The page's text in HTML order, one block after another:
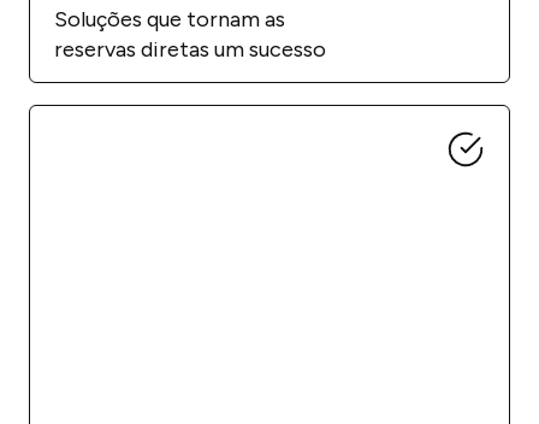
Soluções que tornam as
reservas diretas um sucesso